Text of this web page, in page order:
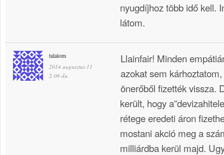
nyugdíjhoz több idő kell.
látom.
talalom
2014 augusztus 11
2:06 du.
Llainfair! Minden
azokat sem
önerőből fizették vissza.
került, hogy
rétege eredeti áron
mostani akció meg a
milliárdba kerül majd.